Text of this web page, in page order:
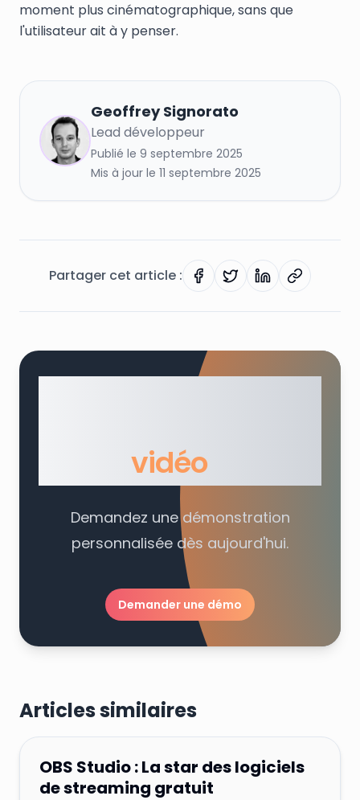
moment plus cinématographique, sans que
l'utilisateur ait à y penser.
G
GeoffreySignorato
Lead développeur
Publié le 9 septembre 2025
Mis à jour le 11 septembre 2025
Partager cet article : Partager sur Facebook
Partager sur Twitter
Partager sur
Copier le
vidéo
Demandez une démonstration
personnalisée dès aujourd'hui.
Demander une démo
Articles similaires
T Team Streamfizz
OBS Studio : La star des logiciels
de streaming gratuit